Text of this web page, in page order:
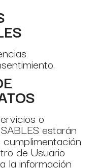
o
estarán
de Usuario
la información